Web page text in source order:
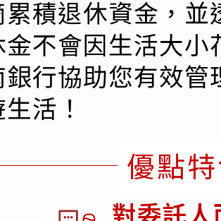
累積退休資金，
金不會因生活大
銀行協助您有效
活！
優點
對委託